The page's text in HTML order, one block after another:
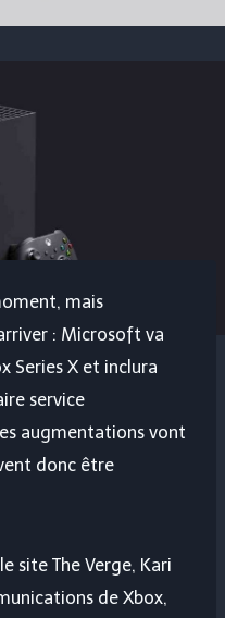
mais
: Microsoft va
Series X et inclura
service
augmentations vont
donc être
site The Verge, Kari
de Xbox,